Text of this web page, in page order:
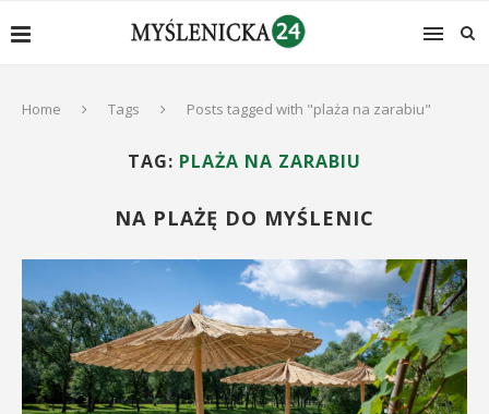
Home Tags Posts tagged with "plaża na zarabiu"
TAG: PLAŻA NA ZARABIU
NA PLAŻĘ DO MYŚLENIC